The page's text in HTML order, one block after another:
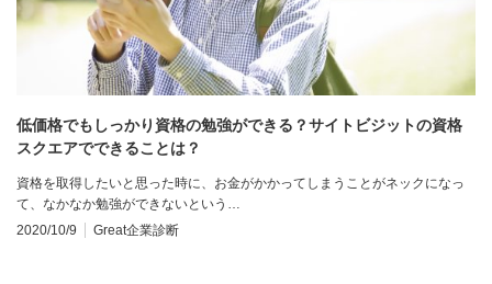
低価格でもしっかり資格の勉強ができる？サイトビジットの資格
スクエアでできることは？
資格を取得したいと思った時に、お金がかかってしまうことがネックになっ
て、なかなか勉強ができないという…
2020/10/9
Great企業診断